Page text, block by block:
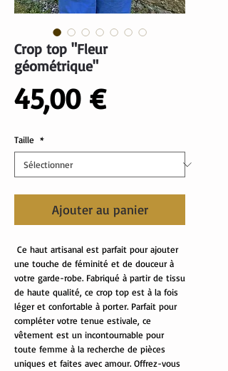
Crop top "Fleur
géométrique"
45,00 €Prix
Taille *
Ajouter au panier
Ce haut artisanal est parfait pour ajouter
une touche de féminité et de douceur à
votre garde-robe. Fabriqué à partir de tissu
de haute qualité, ce crop top est à la fois
léger et confortable à porter. Parfait pour
compléter votre tenue estivale, ce
vêtement est un incontournable pour
toute femme à la recherche de pièces
uniques et faites avec amour. Offrez-vous